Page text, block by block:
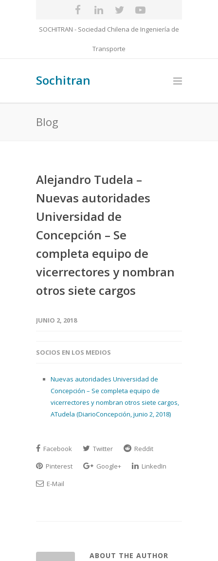
SOCHITRAN - Sociedad Chilena de Ingeniería de
Transporte
Sochitran
Blog
Alejandro Tudela –
Nuevas autoridades
Universidad de
Concepción – Se
completa equipo de
vicerrectores y nombran
otros siete cargos
JUNIO 2, 2018
SOCIOS EN LOS MEDIOS
Nuevas autoridades Universidad de
Concepción – Se completa equipo de
vicerrectores y nombran otros siete cargos,
ATudela (DiarioConcepción, junio 2, 2018)
Facebook Twitter
Reddit
Pinterest
Google+
LinkedIn
E-Mail
ABOUT THE AUTHOR